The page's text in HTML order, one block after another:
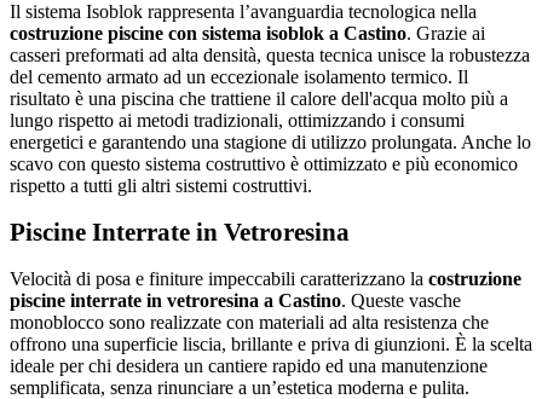
Il sistema Isoblok rappresenta l’avanguardia tecnologica nella
costruzione piscine con sistema isoblok a Castino. Grazie ai
casseri preformati ad alta densità, questa tecnica unisce la robustezza
del cemento armato ad un eccezionale isolamento termico. Il
risultato è una piscina che trattiene il calore dell'acqua molto più a
lungo rispetto ai metodi tradizionali, ottimizzando i consumi
energetici e garantendo una stagione di utilizzo prolungata. Anche lo
scavo con questo sistema costruttivo è ottimizzato e più economico
rispetto a tutti gli altri sistemi costruttivi.
Piscine Interrate in Vetroresina
Velocità di posa e finiture impeccabili caratterizzano la costruzione
piscine interrate in vetroresina a Castino. Queste vasche
monoblocco sono realizzate con materiali ad alta resistenza che
offrono una superficie liscia, brillante e priva di giunzioni. È la scelta
ideale per chi desidera un cantiere rapido ed una manutenzione
semplificata, senza rinunciare a un’estetica moderna e pulita.